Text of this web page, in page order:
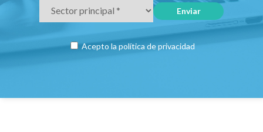
Acepto la política de privacidad